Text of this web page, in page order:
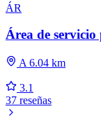
ÁR
Área de
A 6.04 km
3.1
37 reseñas